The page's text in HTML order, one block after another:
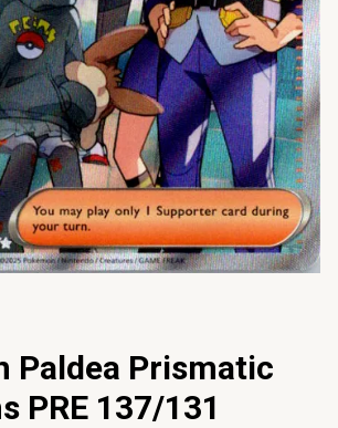
Paldea Prismatic
PRE 137/131